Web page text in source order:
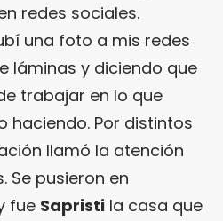
redes sociales.
una foto a mis redes
láminas y diciendo que
trabajar en lo que
haciendo. Por distintos
llamó la atención
Se pusieron en
fue Sapristi la casa que